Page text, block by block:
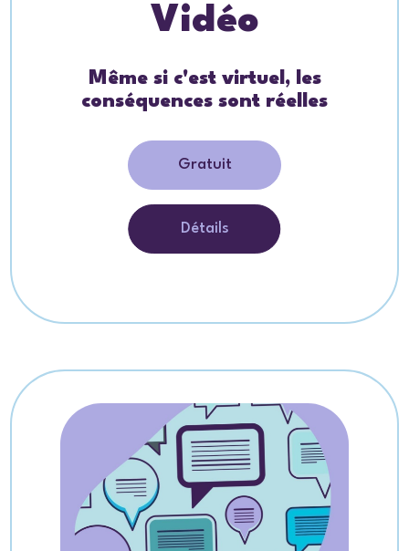
Vidéo
Même si c'est virtuel, les
conséquences sont réelles
Gratuit
Détails